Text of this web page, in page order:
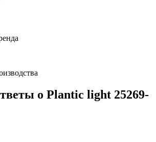
о Plantic light 25269-